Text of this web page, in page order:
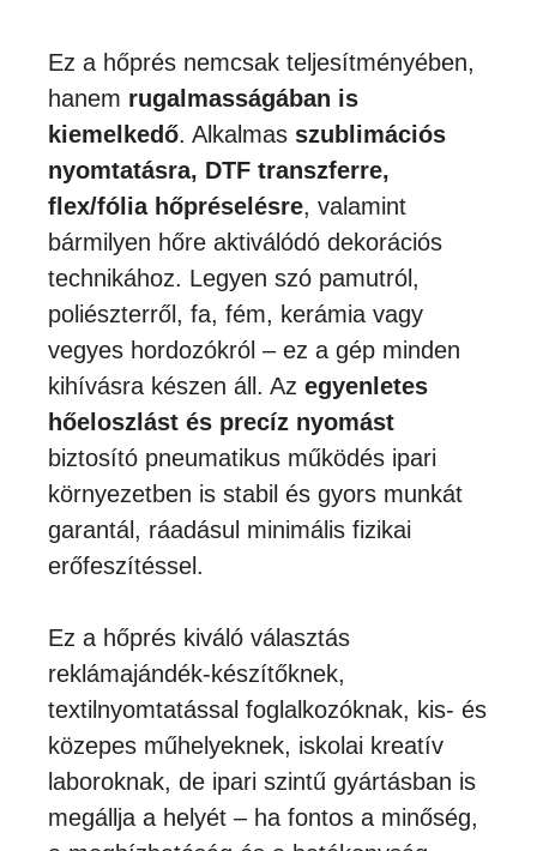
Ez a hőprés nemcsak teljesítményében,
hanem rugalmasságában is
kiemelkedő. Alkalmas szublimációs
nyomtatásra, DTF transzferre,
flex/fólia hőpréselésre, valamint
bármilyen hőre aktiválódó dekorációs
technikához. Legyen szó pamutról,
poliészterről, fa, fém, kerámia vagy
vegyes hordozókról – ez a gép minden
kihívásra készen áll. Az egyenletes
hőeloszlást és precíz nyomást
biztosító pneumatikus működés ipari
környezetben is stabil és gyors munkát
garantál, ráadásul minimális fizikai
erőfeszítéssel.
Ez a hőprés kiváló választás
reklámajándék-készítőknek,
textilnyomtatással foglalkozóknak, kis- és
közepes műhelyeknek, iskolai kreatív
laboroknak, de ipari szintű gyártásban is
megállja a helyét – ha fontos a minőség,